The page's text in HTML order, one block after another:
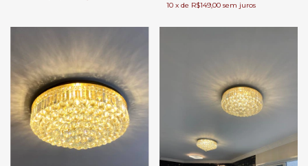
10 x de R$149,00 sem juros